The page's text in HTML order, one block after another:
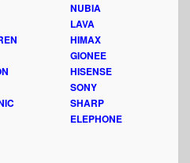
NUBIA
LAVA
HIMAX
GIONEE
HISENSE
SONY
SHARP
ELEPHONE